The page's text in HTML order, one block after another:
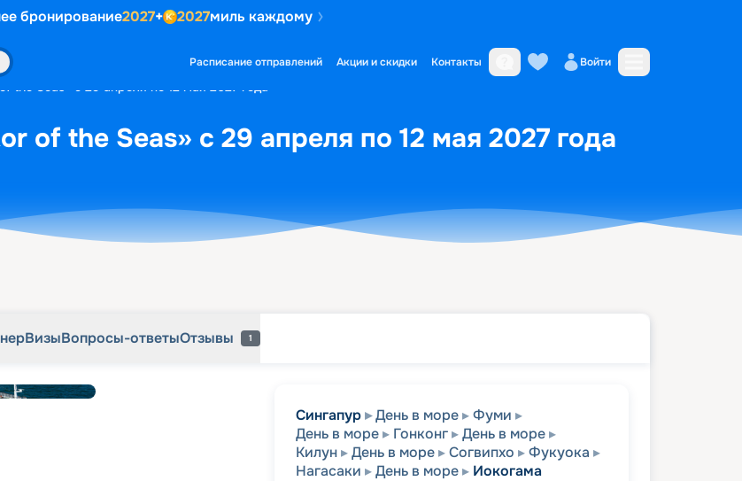
бронирование2027+ 2027миль каждому
Расписание отправлений Акции и скидки Контакты Войти
the Seas» с 29 апреля по 12 мая 2027 года
of the Seas» с 29 апреля по 12 мая 2027 года
ВизыВопросы-ответыОтзывы 1
Сингапур День в море
Фуми
День в море
Гонконг
День в море
Килун
День в море Согвипхо
Фукуока
Нагасаки
День в море Иокогама